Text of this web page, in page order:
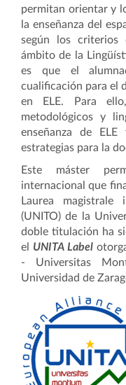
permitan orientar y
la enseñanza del
según los criterios
ámbito de la
es que el
cualificación para el
en ELE. Para
metodológicos y
enseñanza de
estrategias para la
Este máster
internacional que
Laurea
(UNITO) de la
doble titulación ha
el UNITA Label
- Universitas
Universidad de